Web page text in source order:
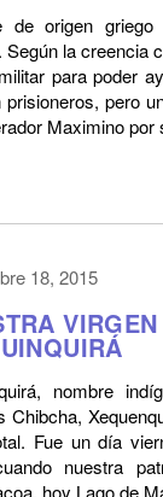
de origen
Según la creencia
para poder
prisioneros, pero
Maximino por
18, 2015
nombre
Chibcha,
Fue un día
nuestra
hoy Lago de